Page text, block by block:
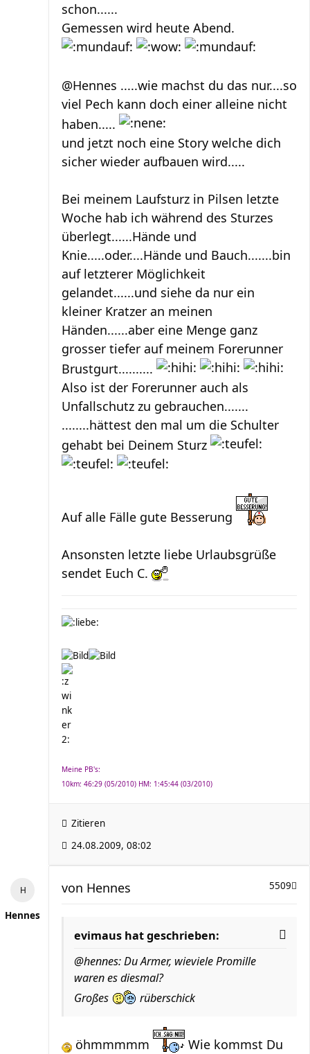
schon......
Gemessen wird heute Abend.
@Hennes .....wie machst du das nur....so
viel Pech kann doch einer alleine nicht
haben.....
und jetzt noch eine Story welche dich
sicher wieder aufbauen wird.....
Bei meinem Laufsturz in Pilsen letzte
Woche hab ich während des Sturzes
überlegt......Hände und
Knie.....oder....Hände und Bauch.......bin
auf letzterer Möglichkeit
gelandet......und siehe da nur ein
kleiner Kratzer an meinen
Händen......aber eine Menge ganz
grosser tiefer auf meinem Forerunner
Brustgurt..........
Also ist der Forerunner auch als
Unfallschutz zu gebrauchen.......
........hättest den mal um die Schulter
gehabt bei Deinem Sturz
Auf alle Fälle gute Besserung
Ansonsten letzte liebe Urlaubsgrüße
sendet Euch C.
Meine PB's:
10km: 46:29 (05/2010) HM: 1:45:44 (03/2010)
Zitieren
24.08.2009, 08:02
Hennes
5509
von Hennes
evimaus hat geschrieben:
@hennes: Du Armer, wieviele Promille
waren es diesmal?
Großes
rüberschick
öhmmmmm
Wie kommst Du